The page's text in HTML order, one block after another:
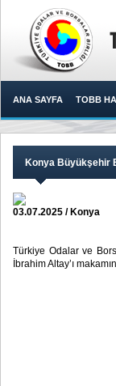
ANA SAYFA TOBB
Konya Büyükşehir
03.07.2025 / Konya
Türkiye Odalar ve
İbrahim Altay’ı